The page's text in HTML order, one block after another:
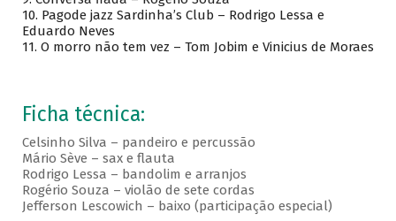
10. Pagode jazz Sardinha’s Club – Rodrigo Lessa e
Eduardo Neves
11. O morro não tem vez – Tom Jobim e Vinicius de Moraes
Ficha técnica:
Celsinho Silva – pandeiro e percussão
Mário Sève – sax e flauta
Rodrigo Lessa – bandolim e arranjos
Rogério Souza – violão de sete cordas
Jefferson Lescowich – baixo (participação especial)